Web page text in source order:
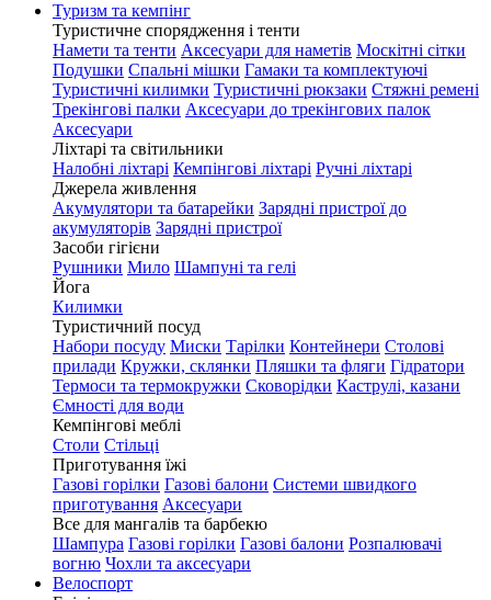
Туризм та кемпінг
Туристичне спорядження і тенти
Намети та тенти Аксесуари для наметів Москітні сітки
Подушки Спальні мішки Гамаки та комплектуючі
Туристичні килимки Туристичні рюкзаки Стяжні ремені
Трекінгові палки Аксесуари до трекінгових палок
Аксесуари
Ліхтарі та світильники
Налобні ліхтарі Кемпінгові ліхтарі Ручні ліхтарі
Джерела живлення
Акумулятори та батарейки Зарядні пристрої до
акумуляторів Зарядні пристрої
Засоби гігієни
Рушники Мило Шампуні та гелі
Йога
Килимки
Туристичний посуд
Набори посуду Миски Тарілки Контейнери Столові
прилади Кружки, склянки Пляшки та фляги Гідратори
Термоси та термокружки Сковорідки Каструлі, казани
Ємності для води
Кемпінгові меблі
Столи Стільці
Приготування їжі
Газові горілки Газові балони Системи швидкого
приготування Аксесуари
Все для мангалів та барбекю
Шампура Газові горілки Газові балони Розпалювачі
вогню Чохли та аксесуари
Велоспорт